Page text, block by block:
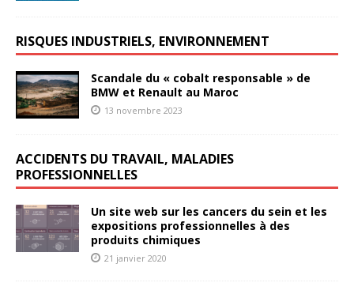
RISQUES INDUSTRIELS, ENVIRONNEMENT
Scandale du « cobalt responsable » de
BMW et Renault au Maroc
13 novembre 2023
ACCIDENTS DU TRAVAIL, MALADIES
PROFESSIONNELLES
Un site web sur les cancers du sein et les
expositions professionnelles à des
produits chimiques
21 janvier 2020